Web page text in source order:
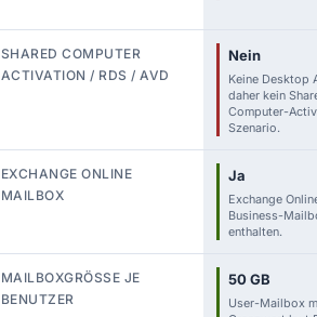
SHARED COMPUTER
ACTIVATION / RDS / AVD
Nein
Keine Desktop
daher kein
Computer-
Szenario.
EXCHANGE ONLINE
MAILBOX
Ja
Exchange
Business-
enthalten.
MAILBOXGRÖSSE JE B
ENUTZER
50 GB
User-Mailbox